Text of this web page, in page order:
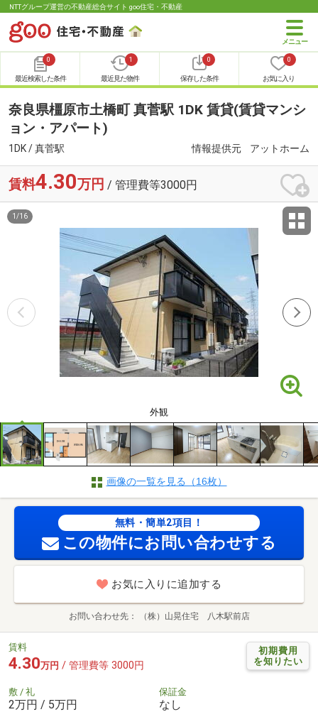
NTTグループ運営の不動産総合サイト goo住宅・不動産
0
最近検索した条件
1
最近見た物件
0
保存した条件
0
お気に入り
奈良県橿原市土橋町 真菅駅 1DK 賃貸(賃貸マンシ
ョン・アパート)
1DK / 真菅駅 情報提供元 アットホーム
賃料4.30万円 / 管理費等3000円
外観
1 /16
画像の一覧を見る（16枚）
無料・簡単2項目！
この物件にお問い合わせする
お気に入りに追加する
お問い合わせ先 （株）山晃住宅 八木駅前店
初期費用
を知りたい
賃料
4.30万円 / 管理費等 3000円
敷 / 礼
2万円 / 5万円
保証金
なし